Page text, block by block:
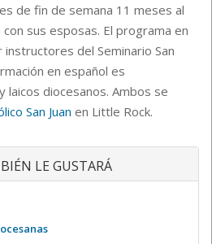
de fin de semana 11 meses al
sus esposas. El programa en
del Seminario San
en español es
laicos diocesanos. Ambos se
San Juan en Little Rock.
LE GUSTARÁ